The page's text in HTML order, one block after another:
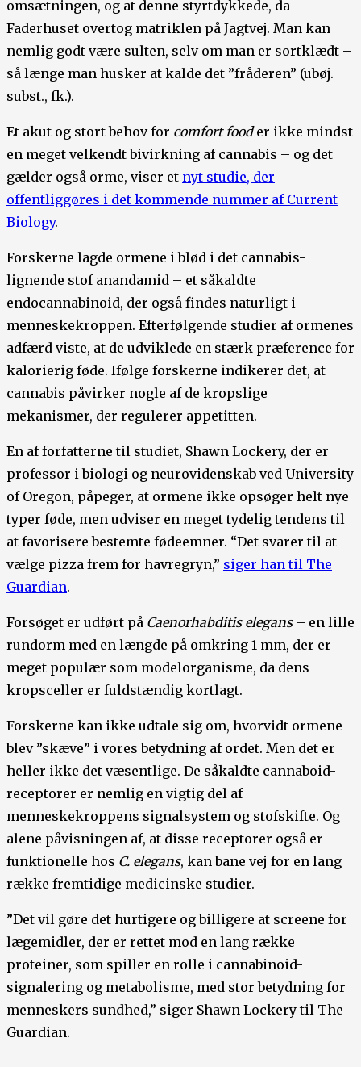
omsætningen, og at denne styrtdykkede, da
Faderhuset overtog matriklen på Jagtvej. Man kan
nemlig godt være sulten, selv om man er sortklædt –
så længe man husker at kalde det ”fråderen” (ubøj.
subst., fk.).
Et akut og stort behov for comfort fooder ikke mindst
en meget velkendt bivirkning af cannabis – og det
gælder også orme, viser et nyt studie, der
offentliggøres i det kommende nummer af Current
Biology.
Forskerne lagde ormene i blød i det cannabis-
lignende stof anandamid – et såkaldte
endocannabinoid, der også findes naturligt i
menneskekroppen. Efterfølgende studier af ormenes
adfærd viste, at de udviklede en stærk præference for
kalorierig føde. Ifølge forskerne indikerer det, at
cannabis påvirker nogle af de kropslige
mekanismer, der regulerer appetitten.
En af forfatterne til studiet, Shawn Lockery, der er
professor i biologi og neurovidenskab ved University
of Oregon, påpeger, at ormene ikke opsøger helt nye
typer føde, men udviser en meget tydelig tendens til
at favorisere bestemte fødeemner. “Det svarer til at
vælge pizza frem for havregryn,” siger han til The
Guardian.
Forsøget er udført på Caenorhabditis elegans – en lille
rundorm med en længde på omkring 1 mm, der er
meget populær som modelorganisme, da dens
kropsceller er fuldstændig kortlagt.
Forskerne kan ikke udtale sig om, hvorvidt ormene
blev ”skæve” i vores betydning af ordet. Men det er
heller ikke det væsentlige. De såkaldte cannaboid-
receptorer er nemlig en vigtig del af
menneskekroppens signalsystem og stofskifte. Og
alene påvisningen af, at disse receptorer også er
funktionelle hos C. elegans, kan bane vej for en lang
række fremtidige medicinske studier.
”Det vil gøre det hurtigere og billigere at screene for
lægemidler, der er rettet mod en lang række
proteiner, som spiller en rolle i cannabinoid-
signalering og metabolisme, med stor betydning for
menneskers sundhed,” siger Shawn Lockery til The
Guardian.